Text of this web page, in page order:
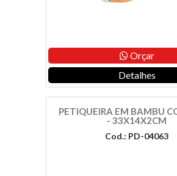
Orçar
Detalhes
PETIQUEIRA EM BAMBU
- 33X14X2CM
Cod.: PD-04063